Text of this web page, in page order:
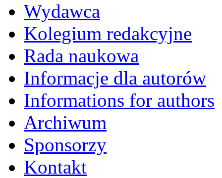
Wydawca
Kolegium redakcyjne
Rada naukowa
Informacje dla autorów
Informations for authors
Archiwum
Sponsorzy
Kontakt